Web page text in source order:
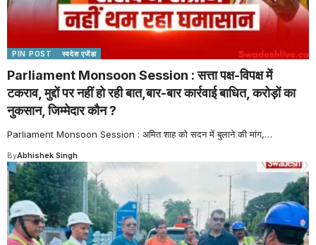
PIN POST स्वदेश एजेंडा
Parliament Monsoon Session : सत्ता पक्ष-विपक्ष में
टकराव, मुद्दों पर नहीं हो रही बात,बार-बार कार्रवाई बाधित, करोड़ों का
नुकसान, जिम्मेदार कौन ?
Parliament Monsoon Session : अमित शाह को सदन में बुलाने की मांग,…
ByAbhishek Singh